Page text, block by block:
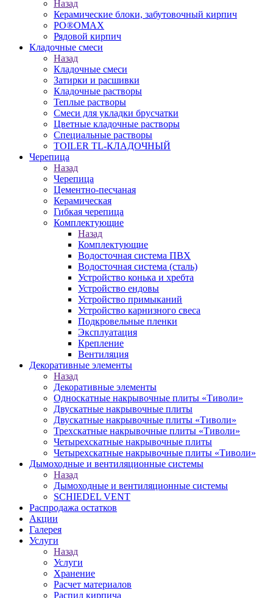
Назад
Керамические блоки, забутовочный кирпич
PO®OMAX
Рядовой кирпич
Кладочные смеси
Назад
Кладочные смеси
Затирки и расшивки
Кладочные растворы
Теплые растворы
Смеси для укладки брусчатки
Цветные кладочные растворы
Специальные растворы
TOILER TL-КЛАДОЧНЫЙ
Черепица
Назад
Черепица
Цементно-песчаная
Керамическая
Гибкая черепица
Комплектующие
Назад
Комплектующие
Водосточная система ПВХ
Водосточная система (сталь)
Устройство конька и хребта
Устройство ендовы
Устройство примыканий
Устройство карнизного свеса
Подкровельные пленки
Эксплуатация
Крепление
Вентиляция
Декоративные элементы
Назад
Декоративные элементы
Односкатные накрывочные плиты «Тиволи»
Двускатные накрывочные плиты
Двускатные накрывочные плиты «Тиволи»
Трехскатные накрывочные плиты «Тиволи»
Четырехскатные накрывочные плиты
Четырехскатные накрывочные плиты «Тиволи»
Дымоходные и вентиляционные системы
Назад
Дымоходные и вентиляционные системы
SCHIEDEL VENT
Распродажа остатков
Акции
Галерея
Услуги
Назад
Услуги
Хранение
Расчет материалов
Распил кирпича